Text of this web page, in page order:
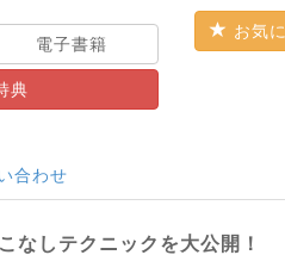
電子書籍
典
お気
合わせ
なしテクニックを大公開！